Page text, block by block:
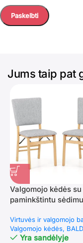
Jums taip pat
Valgomojo kėdės su
paminkštintu
Virtuvės ir valgomojo
Valgomojo kėdės
Yra sandėlyje